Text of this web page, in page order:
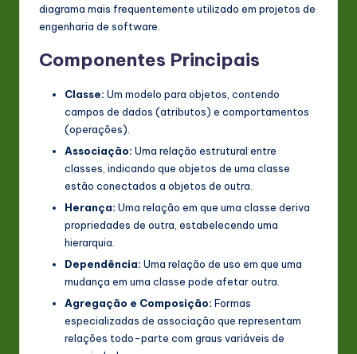
ti
diagrama mais frequentemente utilizado em projetos de
engenharia de software.
Componentes Principais
Classe: Um modelo para objetos, contendo
campos de dados (atributos) e comportamentos
(operações).
Associação: Uma relação estrutural entre
classes, indicando que objetos de uma classe
estão conectados a objetos de outra.
Herança: Uma relação em que uma classe deriva
propriedades de outra, estabelecendo uma
hierarquia.
Dependência: Uma relação de uso em que uma
mudança em uma classe pode afetar outra.
Agregação e Composição: Formas
especializadas de associação que representam
relações todo-parte com graus variáveis de